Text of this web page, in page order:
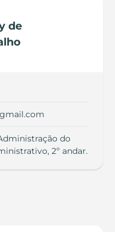
de
do
2º andar.